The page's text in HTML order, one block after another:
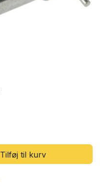
Tilføj til kurv